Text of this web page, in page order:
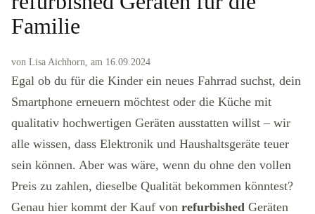
Familie
von Lisa Aichhorn, am 16.09.2024
Egal ob du für die Kinder ein neues Fahrrad suchst, dein
Smartphone erneuern möchtest oder die Küche mit
qualitativ hochwertigen Geräten ausstatten willst – wir
alle wissen, dass Elektronik und Haushaltsgeräte teuer
sein können. Aber was wäre, wenn du ohne den vollen
Preis zu zahlen, dieselbe Qualität bekommen könntest?
Genau hier kommt der Kauf von refurbished Geräten